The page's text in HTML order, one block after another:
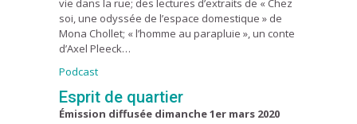
soi, une odyssée de l’espace domestique » de
Mona Chollet; « l’homme au parapluie », un conte
d’Axel Pleeck…
Podcast
Esprit de quartier
Émission diffusée dimanche 1er mars 2020